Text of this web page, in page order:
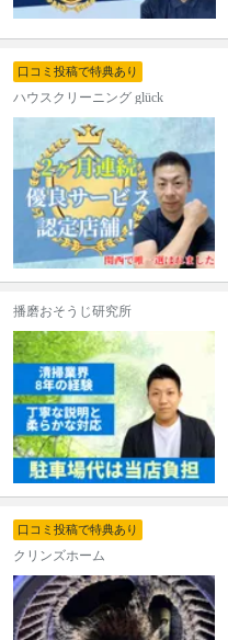
口コミ投稿で特典あり
ハウスクリーニング glück
播磨おそうじ研究所
口コミ投稿で特典あり
クリンズホーム